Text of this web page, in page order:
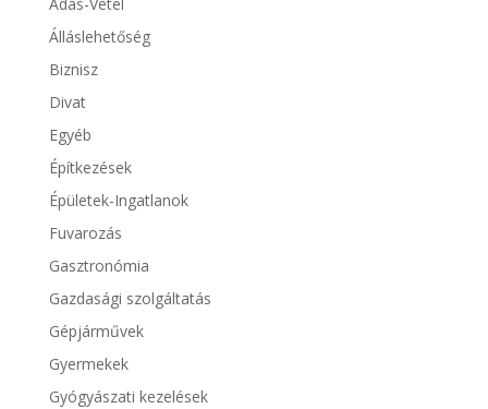
Álláslehetőség
Biznisz
Divat
Egyéb
Építkezések
Épületek-Ingatlanok
Fuvarozás
Gasztronómia
Gazdasági szolgáltatás
Gépjárművek
Gyermekek
Gyógyászati kezelések